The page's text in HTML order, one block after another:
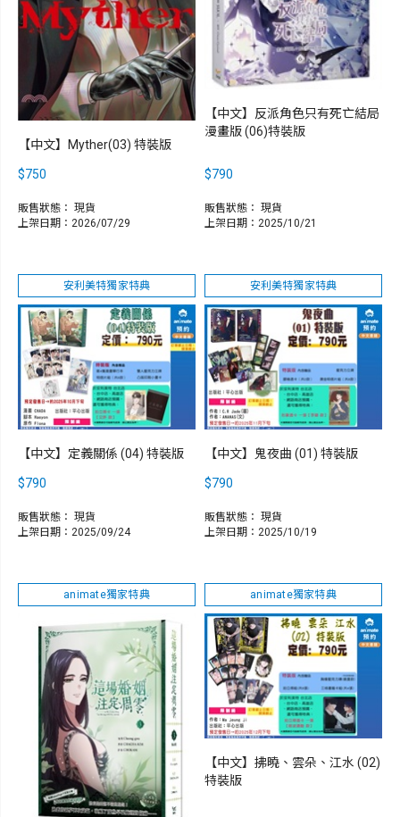
【中文】Myther(03) 特裝版
$750
販售狀態： 現貨
上架日期：2026/07/29
【中文】反派角色只有死亡結局
漫畫版 (06)特裝版
$790
販售狀態： 現貨
上架日期：2025/10/21
安利美特獨家特典
【中文】定義關係 (04) 特裝版
$790
販售狀態： 現貨
上架日期：2025/09/24
安利美特獨家特典
【中文】鬼夜曲 (01) 特裝版
$790
販售狀態： 現貨
上架日期：2025/10/19
animate獨家特典 animate獨家特典
【中文】拂曉、雲朵、江水 (02)
特裝版